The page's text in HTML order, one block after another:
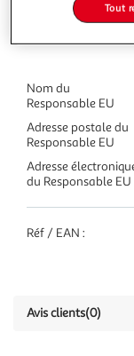
Caractéristiques
Nom du
Responsable EU
Adresse postale du
Responsable EU
Adresse
du Responsable EU
Réf / EAN :
Avis clients(0)
Tout